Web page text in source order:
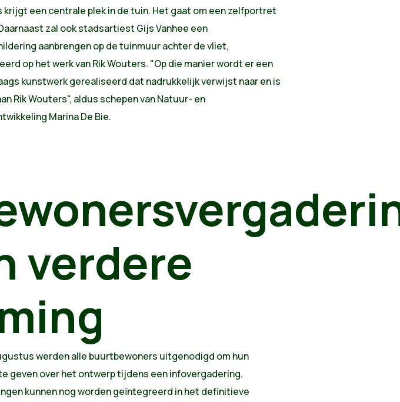
krijgt een centrale plek in de tuin. Het gaat om een zelfportret
Daarnaast zal ook stadsartiest Gijs Vanhee een
aanbrengen op de tuinmuur achter de vliet,
op het werk van Rik Wouters. "Op die manier wordt er een
kunstwerk gerealiseerd dat nadrukkelijk verwijst naar en is
Rik Wouters", aldus schepen van Natuur- en
Marina De Bie.
verdere
werden alle buurtbewoners uitgenodigd om hun
geven over het ontwerp tijdens een infovergadering.
kunnen nog worden geïntegreerd in het definitieve